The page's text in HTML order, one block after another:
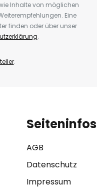
Inhalte von möglichen
Eine
finden oder über unser
.
.
Seiteninfos
AGB
Datenschutz
Impressum